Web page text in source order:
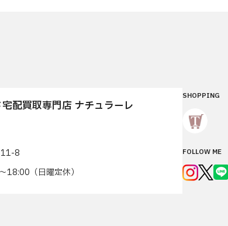
配買取専門店 ナチュラーレ
11-8
（日曜定休）
SHOPPING
FOLLOW ME